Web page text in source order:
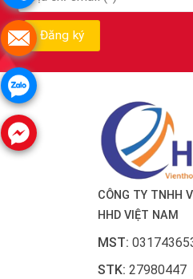
CÔNG TY TNHH
HHD VIỆT NAM
MST:
STK: 27980447